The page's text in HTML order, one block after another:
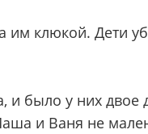
им клюкой. Дети
и было у них
и Ваня не